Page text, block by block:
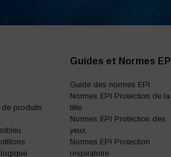
de produits
Guides et Normes EPI
Guide des normes EPI
Normes EPI Protection de la
tête
Normes EPI Protection des
yeux
Normes EPI Protection
respiratoire